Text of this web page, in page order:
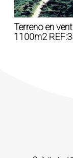
Terreno en
1100m2